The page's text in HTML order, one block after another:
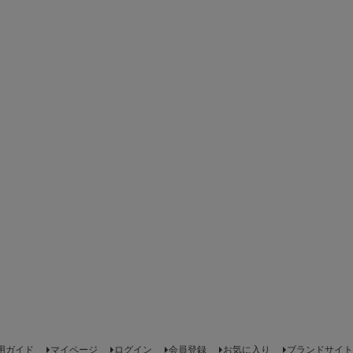
ガイド マイページ ログイン 会員登録 お気に入り ブランドサイト